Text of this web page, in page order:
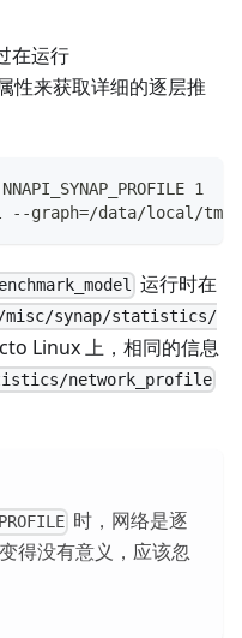
在运行
性来获取详细的逐层推
1
--graph=/data/local/
运行时在
misc/synap/statistics/
Linux 上，相同的信息
network_profile
时，网络是逐
得没有意义，应该忽